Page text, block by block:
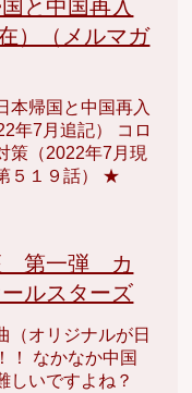
と中国再入
）（メルマガ
帰国と中国再入
年7月追記） コロ
策（2022年7月現
５１９話） ★
第一弾 カ
ルスターズ
（オリジナルが日
！ なかなか中国
しいですよね？